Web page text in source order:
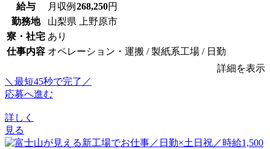
給与 月収例 268,250円
勤務地
山梨県 上野原市
寮・社宅 あり
仕事内容 オペレーション・運搬 / 製紙系工場 / 日勤
詳細を表示
＼最短45秒で完了／
応募へ進む
詳しく
見る